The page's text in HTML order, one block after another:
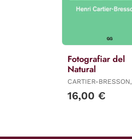
Fotografiar del
Natural
CARTIER-BRESSON,
16,00 €